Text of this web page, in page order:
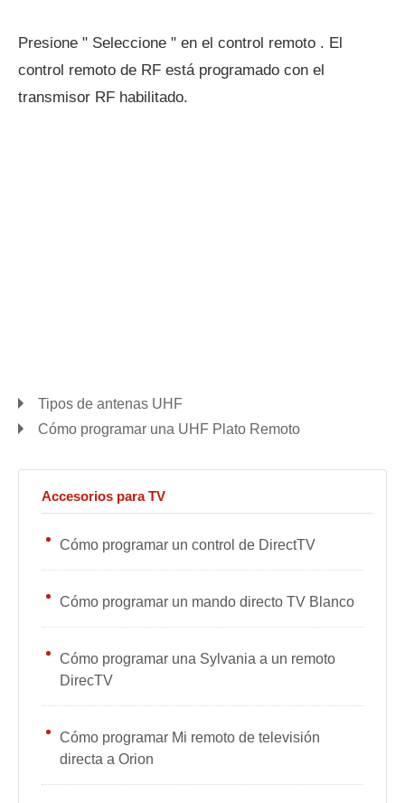
Presione " Seleccione " en el control remoto . El
control remoto de RF está programado con el
transmisor RF habilitado.
Tipos de antenas UHF
Cómo programar una UHF Plato Remoto
Accesorios para TV
Cómo programar un control de DirectTV
Cómo programar un mando directo TV Blanco
Cómo programar una Sylvania a un remoto
DirecTV
Cómo programar Mi remoto de televisión
directa a Orion